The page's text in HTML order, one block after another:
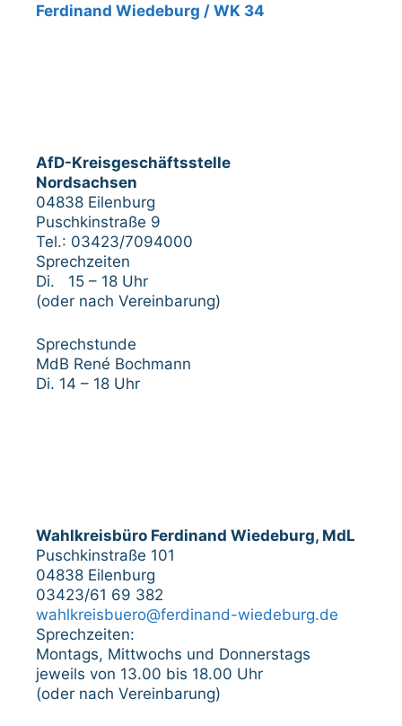
Ferdinand Wiedeburg / WK 34
AfD-Kreisgeschäftsstelle
Nordsachsen
04838 Eilenburg
Puschkinstraße 9
Tel.: 03423/7094000
Sprechzeiten
Di. 15 – 18 Uhr
(oder nach Vereinbarung)
Sprechstunde
MdB René Bochmann
Di. 14 – 18 Uhr
Wahlkreisbüro Ferdinand Wiedeburg, MdL
Puschkinstraße 101
04838 Eilenburg
03423/61 69 382
wahlkreisbuero@ferdinand-wiedeburg.de
Sprechzeiten:
Montags, Mittwochs und Donnerstags
jeweils von 13.00 bis 18.00 Uhr
(oder nach Vereinbarung)